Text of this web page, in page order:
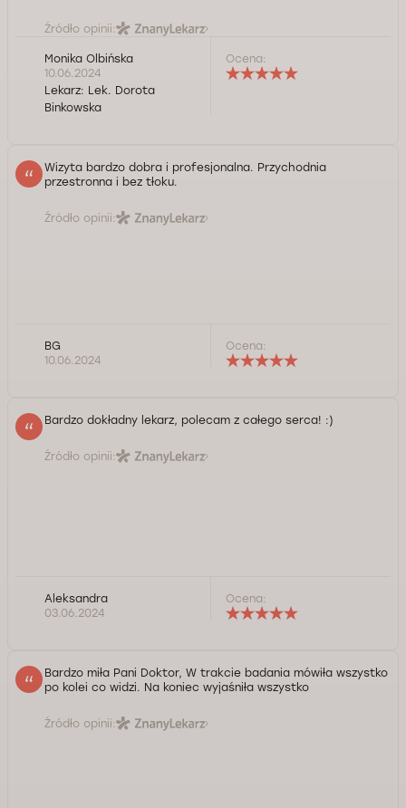
Źródło opinii:
Monika Olbińska
10.06.2024
Lekarz: Lek. Dorota
Binkowska
Ocena:
Wizyta bardzo dobra i profesjonalna. Przychodnia
przestronna i bez tłoku.
Źródło opinii:
BG
10.06.2024
Ocena:
Bardzo dokładny lekarz, polecam z całego serca! :)
Źródło opinii:
Aleksandra
03.06.2024
Ocena:
Bardzo miła Pani Doktor, W trakcie badania mówiła wszystko
po kolei co widzi. Na koniec wyjaśniła wszystko
Źródło opinii: